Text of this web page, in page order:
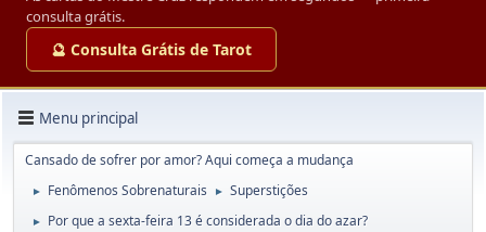
consulta grátis.
🔮 Consulta Grátis de Tarot
Menu principal
Cansado de sofrer por amor? Aqui começa a mudança
► Fenômenos Sobrenaturais ► Superstições
► Por que a sexta-feira 13 é considerada o dia do azar?